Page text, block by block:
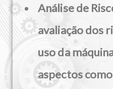
Análise de
avaliação dos
uso da
aspectos